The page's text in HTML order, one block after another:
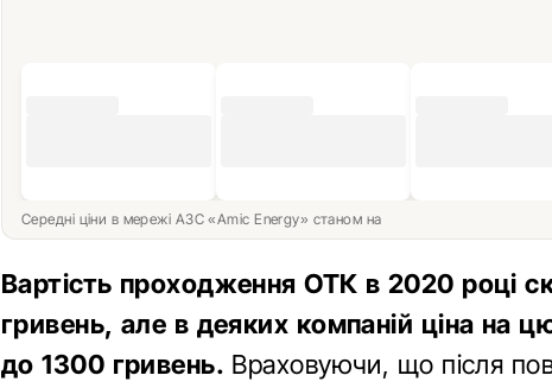
Середні ціни в мережі АЗС «Amic Energy» станом на
Вартість проходження ОТК в 2020 році
гривень, але в деяких компаній ціна на
до 1300 гривень. Враховуючи, що після